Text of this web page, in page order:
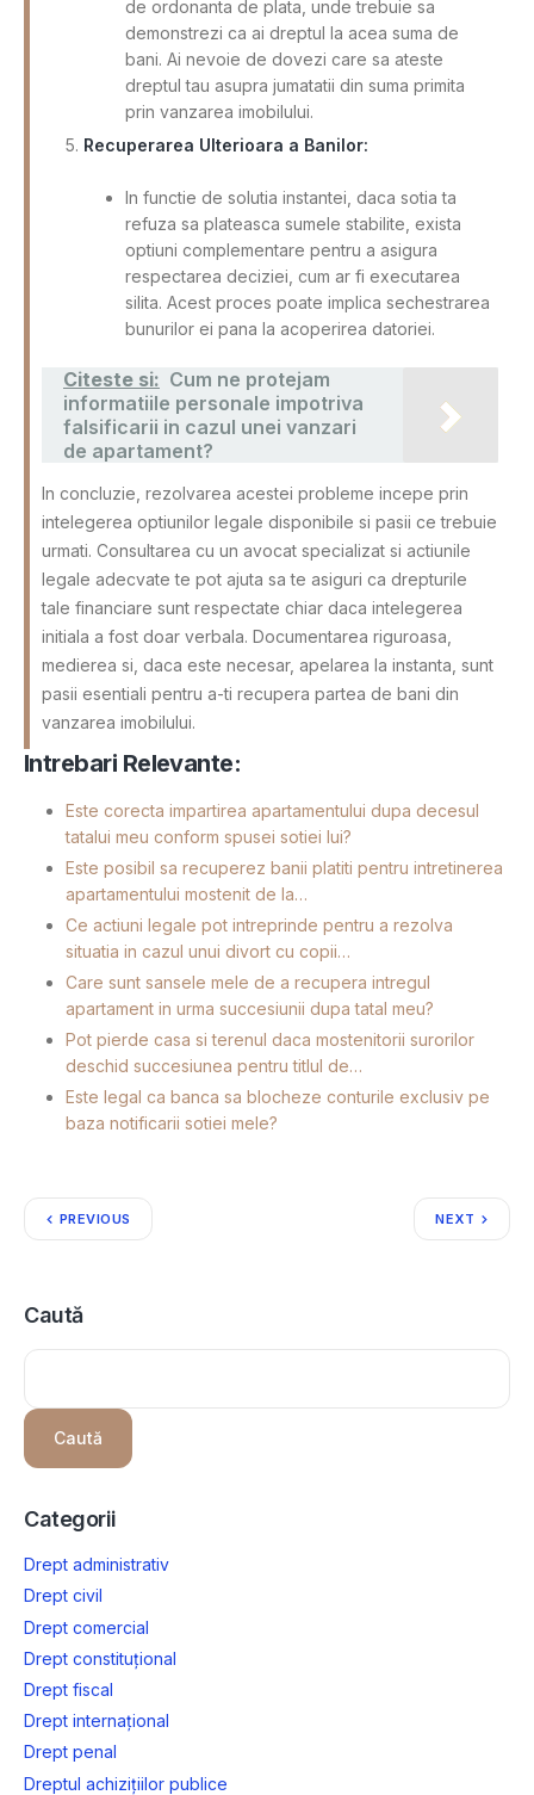
de ordonanta de plata, unde trebuie sa
demonstrezi ca ai dreptul la acea suma de
bani. Ai nevoie de dovezi care sa ateste
dreptul tau asupra jumatatii din suma primita
prin vanzarea imobilului.
Recuperarea Ulterioara a Banilor:
In functie de solutia instantei, daca sotia ta
refuza sa plateasca sumele stabilite, exista
optiuni complementare pentru a asigura
respectarea deciziei, cum ar fi executarea
silita. Acest proces poate implica sechestrarea
bunurilor ei pana la acoperirea datoriei.
Citeste si: Cum ne protejam
informatiile personale impotriva
falsificarii in cazul unei vanzari
de apartament?
In concluzie, rezolvarea acestei probleme incepe prin
intelegerea optiunilor legale disponibile si pasii ce trebuie
urmati. Consultarea cu un avocat specializat si actiunile
legale adecvate te pot ajuta sa te asiguri ca drepturile
tale financiare sunt respectate chiar daca intelegerea
initiala a fost doar verbala. Documentarea riguroasa,
medierea si, daca este necesar, apelarea la instanta, sunt
pasii esentiali pentru a-ti recupera partea de bani din
vanzarea imobilului.
Intrebari Relevante:
Este corecta impartirea apartamentului dupa decesul
tatalui meu conform spusei sotiei lui?
Este posibil sa recuperez banii platiti pentru intretinerea
apartamentului mostenit de la…
Ce actiuni legale pot intreprinde pentru a rezolva
situatia in cazul unui divort cu copii…
Care sunt sansele mele de a recupera intregul
apartament in urma succesiunii dupa tatal meu?
Pot pierde casa si terenul daca mostenitorii surorilor
deschid succesiunea pentru titlul de…
Este legal ca banca sa blocheze conturile exclusiv pe
baza notificarii sotiei mele?
PREVIOUS NEXT
Caută
Caută
Categorii
Drept administrativ
Drept civil
Drept comercial
Drept constituțional
Drept fiscal
Drept internațional
Drept penal
Dreptul achizițiilor publice